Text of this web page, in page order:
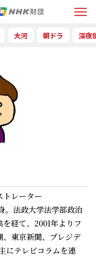
Menu
大河 朝ドラ 深夜
トレーター
。法政大学法学部政治
経て、2001年よりフ
、東京新聞、プレジデ
にテレビコラムを連